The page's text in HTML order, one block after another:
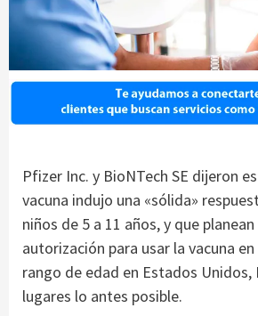
Pfizer Inc. y BioNTech SE dijeron
vacuna indujo una «sólida»
niños de 5 a 11 años, y que
autorización para usar la vacuna
rango de edad en Estados Unidos,
lugares lo antes posible.